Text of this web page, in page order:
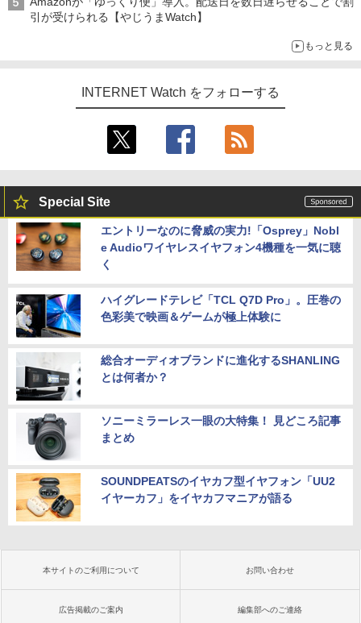
引が受けられる【やじうまWatch】
もっと見る
INTERNET Watch をフォローする
Special Site
エントリーなのに脅威の実力!「Osprey」Nobl
e Audioワイヤレスイヤフォン4機種を一気に聴
く
ハイグレードテレビ「TCL Q7D Pro」。圧巻の
色彩美で映画＆ゲームが極上体験に
総合オーディオブランドに進化するSHANLING
とは何者か？
ソニーミラーレス一眼の大特集！ 見どころ記事
まとめ
SOUNDPEATSのイヤカフ型イヤフォン「UU2
イヤーカフ」をイヤカフマニアが語る
本サイトのご利用について お問い合わせ
広告掲載のご案内 編集部へのご連絡